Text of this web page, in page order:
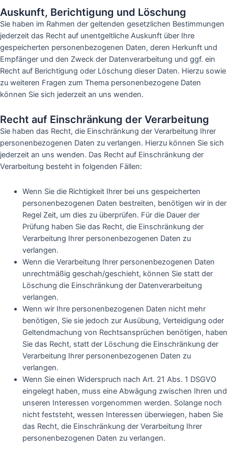
Auskunft, Berichtigung und Löschung
Sie haben im Rahmen der geltenden gesetzlichen Bestimmungen
jederzeit das Recht auf unentgeltliche Auskunft über Ihre
gespeicherten personenbezogenen Daten, deren Herkunft und
Empfänger und den Zweck der Datenverarbeitung und ggf. ein
Recht auf Berichtigung oder Löschung dieser Daten. Hierzu sowie
zu weiteren Fragen zum Thema personenbezogene Daten
können Sie sich jederzeit an uns wenden.
Recht auf Einschränkung der Verarbeitung
Sie haben das Recht, die Einschränkung der Verarbeitung Ihrer
personenbezogenen Daten zu verlangen. Hierzu können Sie sich
jederzeit an uns wenden. Das Recht auf Einschränkung der
Verarbeitung besteht in folgenden Fällen:
Wenn Sie die Richtigkeit Ihrer bei uns gespeicherten
personenbezogenen Daten bestreiten, benötigen wir in der
Regel Zeit, um dies zu überprüfen. Für die Dauer der
Prüfung haben Sie das Recht, die Einschränkung der
Verarbeitung Ihrer personenbezogenen Daten zu
verlangen.
Wenn die Verarbeitung Ihrer personenbezogenen Daten
unrechtmäßig geschah/geschieht, können Sie statt der
Löschung die Einschränkung der Datenverarbeitung
verlangen.
Wenn wir Ihre personenbezogenen Daten nicht mehr
benötigen, Sie sie jedoch zur Ausübung, Verteidigung oder
Geltendmachung von Rechtsansprüchen benötigen, haben
Sie das Recht, statt der Löschung die Einschränkung der
Verarbeitung Ihrer personenbezogenen Daten zu
verlangen.
Wenn Sie einen Widerspruch nach Art. 21 Abs. 1 DSGVO
eingelegt haben, muss eine Abwägung zwischen Ihren und
unseren Interessen vorgenommen werden. Solange noch
nicht feststeht, wessen Interessen überwiegen, haben Sie
das Recht, die Einschränkung der Verarbeitung Ihrer
personenbezogenen Daten zu verlangen.